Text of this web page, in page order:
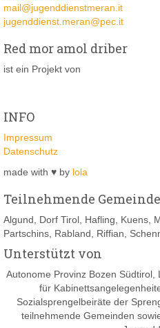
mail@jugenddienstmeran.it
jugenddienst.meran@pec.it
Red mor amol driber
ist ein Projekt von
INFO
Impressum
Datenschutz
made with ♥ by lola
Teilnehmende
Algund, Dorf Tirol, Hafling, Kuens,
Partschins, Rabland, Riffian,
Unterstützt von
Autonome Provinz Bozen
für
Sozialsprengelbeiräte der
teilnehmende Gemeinden